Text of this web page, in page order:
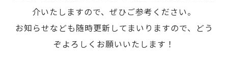
介いたしますので、ぜひご参考ください。
お知らせなども随時更新してまいりますので、どう
ぞよろしくお願いいたします！